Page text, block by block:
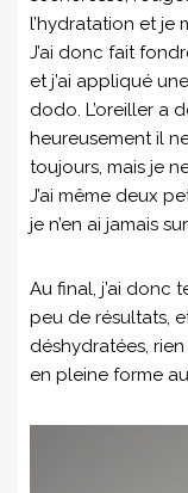
l’hydratation et je
J’ai donc fait
et j’ai appliqué
dodo. L’oreiller a
heureusement il
toujours, mais je
J’ai même deux
je n’en ai jamais
Au final, j’ai donc
peu de résultats,
déshydratées,
en pleine forme